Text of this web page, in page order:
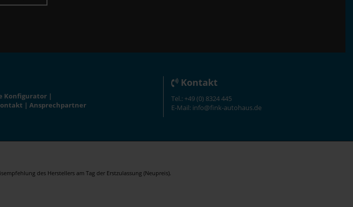
Konfigurator |
|Ansprechpartner
Kontakt
Tel.: +49 (0) 8324 445
E-Mail: info@fink-autohaus.de
des Herstellers am Tag der Erstzulassung (Neupreis).